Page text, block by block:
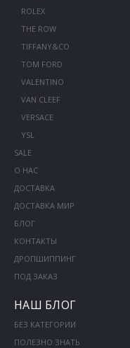
ROLEX
THE ROW
TIFFANY&CO
TOM FORD
VALENTINO
VAN CLEEF
VERSACE
YSL
SALE
О НАС
ДОСТАВКА
ДОСТАВКА МИР
БЛОГ
КОНТАКТЫ
ДРОПШИППИНГ
ПОД ЗАКАЗ
НАШ БЛОГ
БЕЗ КАТЕГОРИИ
ПОЛЕЗНО ЗНАТЬ